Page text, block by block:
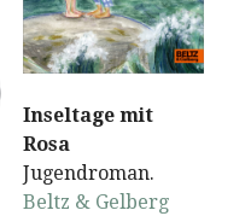
Inseltage mit
Rosa
Jugendroman.
Beltz & Gelberg